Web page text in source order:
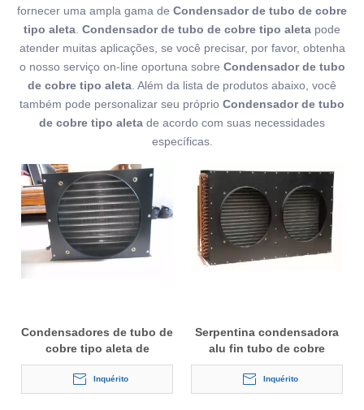
fornecer uma ampla gama de Condensador de tubo de cobre
tipo aleta. Condensador de tubo de cobre tipo aleta pode
atender muitas aplicações, se você precisar, por favor, obtenha
o nosso serviço on-line oportuna sobre Condensador de tubo
de cobre tipo aleta. Além da lista de produtos abaixo, você
também pode personalizar seu próprio Condensador de tubo
de cobre tipo aleta de acordo com suas necessidades
específicas.
Condensadores de tubo de
cobre tipo aleta de
alumínio para refrigeração
para refrigerador de ar
Inquérito
Serpentina condensadora
alu fin tubo de cobre
Inquérito